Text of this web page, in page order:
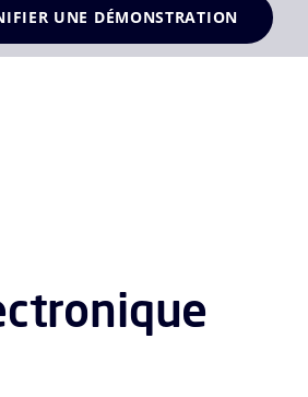
UNE DÉMONSTRATION